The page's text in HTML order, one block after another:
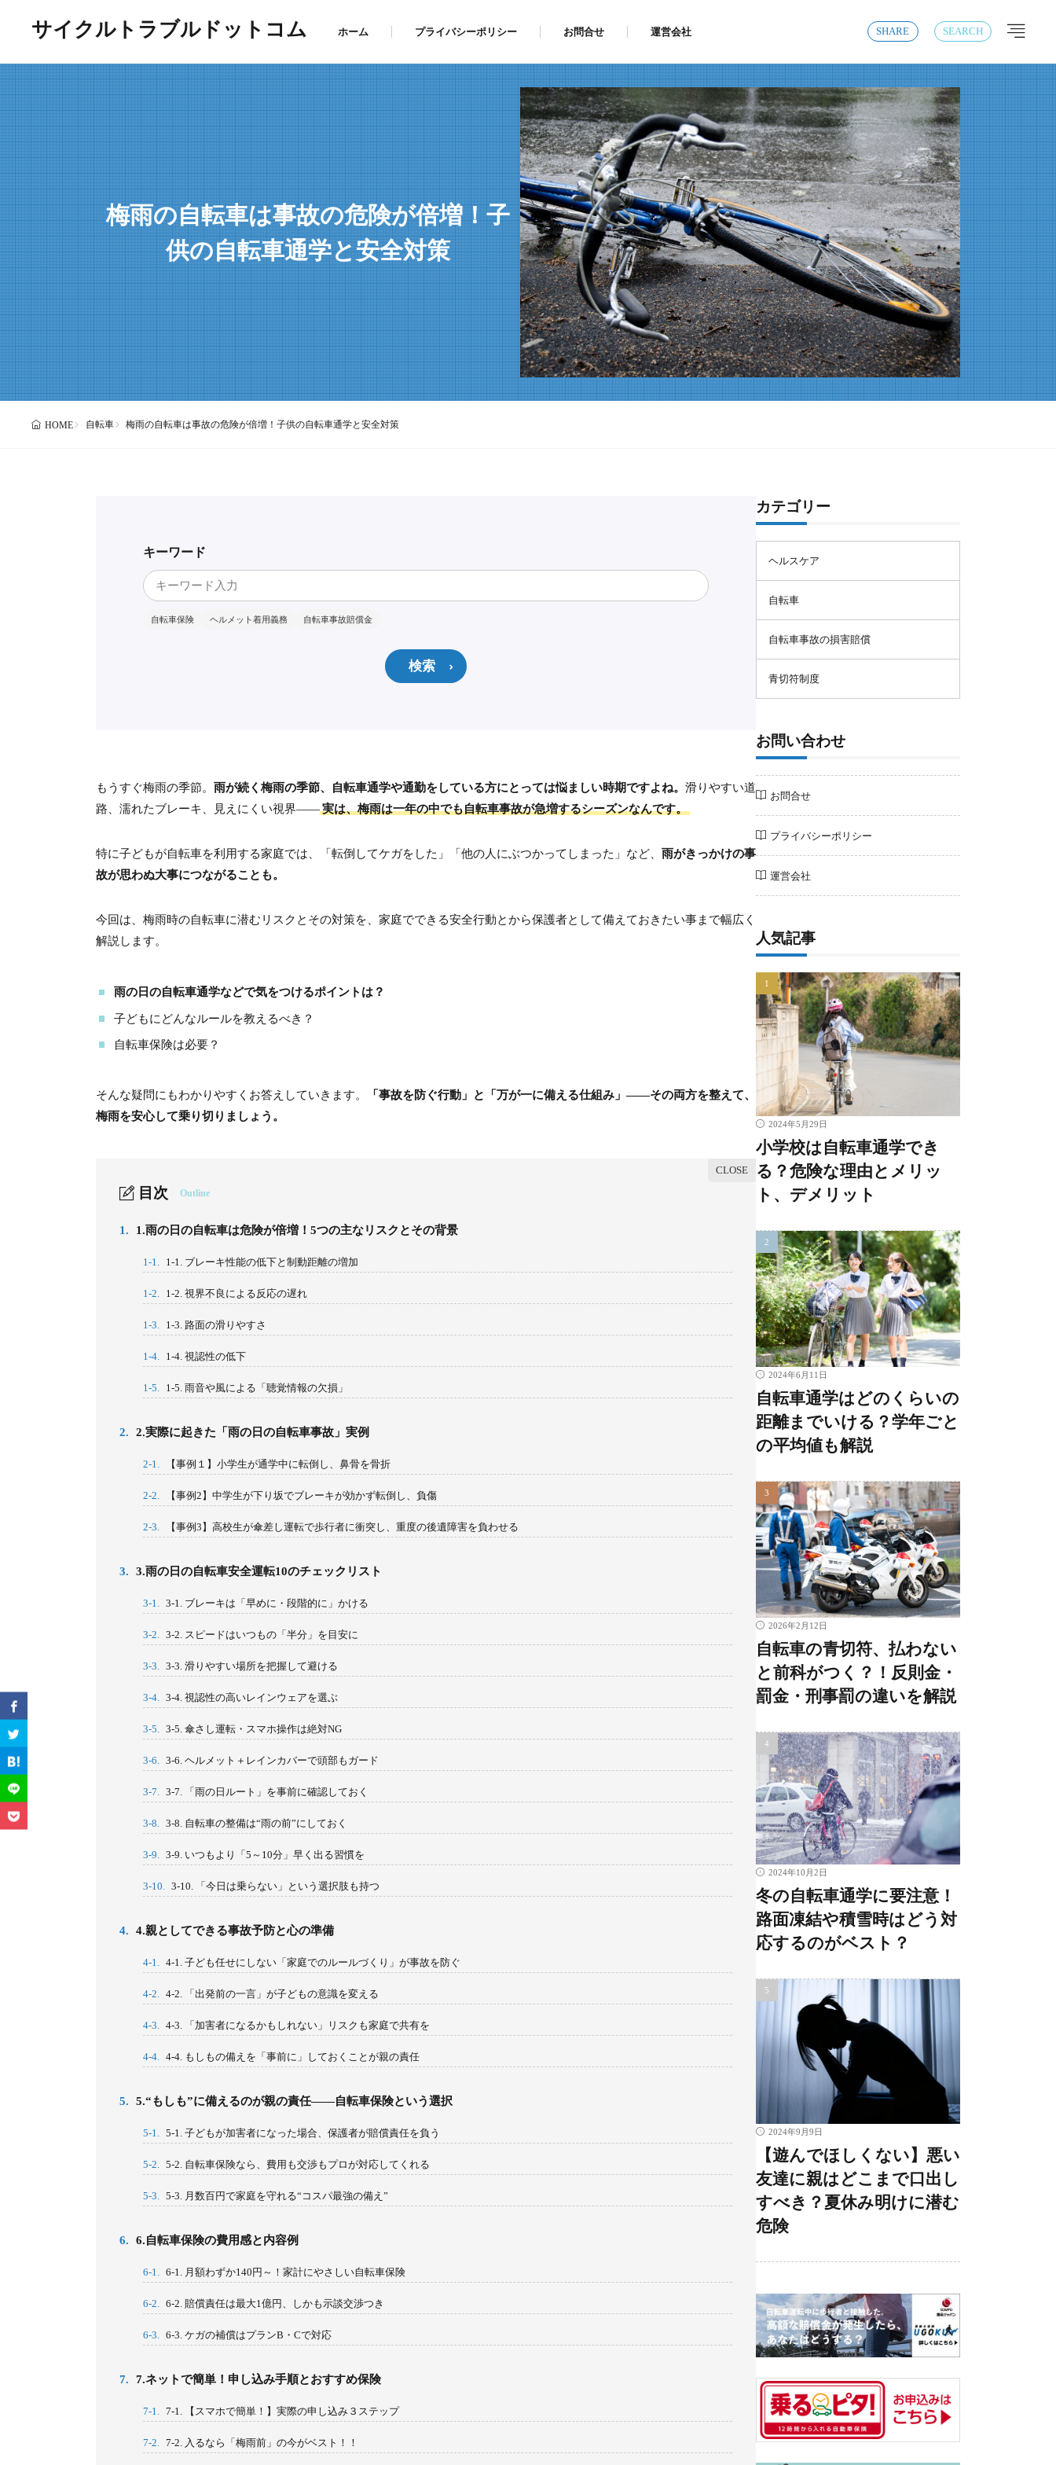
サイクルトラブルドットコム ホーム プライバシーポリシー お問合せ 運営会社 SHARE SEARCH
梅雨の自転車は事故の危険が倍増！子
供の自転車通学と安全対策
HOME 自転車 梅雨の自転車は事故の危険が倍増！子供の自転車通学と安全対策
キーワード
自転車保険 ヘルメット着用義務 自転車事故賠償金
検索
もうすぐ梅雨の季節。 雨が続く梅雨の季節、自転車通学や通勤をしている方にとっては悩ましい時期ですよね。 滑りやすい道
路、濡れたブレーキ、見えにくい視界——実は、梅雨は一年の中でも自転車事故が急増するシーズンなんです。
特に子どもが自転車を利用する家庭では、「転倒してケガをした」「他の人にぶつかってしまった」など、 雨がきっかけの事
故が思わぬ大事につながることも。
今回は、梅雨時の自転車に潜むリスクとその対策を、家庭でできる安全行動とから保護者として備えておきたい事まで幅広く
解説します。
雨の日の自転車通学などで気をつけるポイントは？
子どもにどんなルールを教えるべき？
自転車保険は必要？
そんな疑問にもわかりやすくお答えしていきます。
「事故を防ぐ行動」と「万が一に備える仕組み」——その両方を整えて、
梅雨を安心して乗り切りましょう。
目次 Outline
1. 1.雨の日の自転車は危険が倍増！5つの主なリスクとその背景
1-1. 1-1. ブレーキ性能の低下と制動距離の増加
1-2. 1-2. 視界不良による反応の遅れ
1-3. 1-3. 路面の滑りやすさ
1-4. 1-4. 視認性の低下
1-5. 1-5. 雨音や風による「聴覚情報の欠損」
2. 2.実際に起きた「雨の日の自転車事故」実例
2-1. 【事例１】小学生が通学中に転倒し、鼻骨を骨折
2-2. 【事例2】中学生が下り坂でブレーキが効かず転倒し、負傷
2-3. 【事例3】高校生が傘差し運転で歩行者に衝突し、重度の後遺障害を負わせる
3. 3.雨の日の自転車安全運転10のチェックリスト
3-1. 3-1. ブレーキは「早めに・段階的に」かける
3-2. 3-2. スピードはいつもの「半分」を目安に
3-3. 3-3. 滑りやすい場所を把握して避ける
3-4. 3-4. 視認性の高いレインウェアを選ぶ
3-5. 3-5. 傘さし運転・スマホ操作は絶対NG
3-6. 3-6. ヘルメット＋レインカバーで頭部もガード
3-7. 3-7. 「雨の日ルート」を事前に確認しておく
3-8. 3-8. 自転車の整備は“雨の前”にしておく
3-9. 3-9. いつもより「5～10分」早く出る習慣を
3-10. 3-10. 「今日は乗らない」という選択肢も持つ
4. 4.親としてできる事故予防と心の準備
4-1. 4-1. 子ども任せにしない「家庭でのルールづくり」が事故を防ぐ
4-2. 4-2. 「出発前の一言」が子どもの意識を変える
4-3. 4-3. 「加害者になるかもしれない」リスクも家庭で共有を
4-4. 4-4. もしもの備えを「事前に」しておくことが親の責任
5. 5.“もしも”に備えるのが親の責任——自転車保険という選択
5-1. 5-1. 子どもが加害者になった場合、保護者が賠償責任を負う
5-2. 5-2. 自転車保険なら、費用も交渉もプロが対応してくれる
5-3. 5-3. 月数百円で家庭を守れる“コスパ最強の備え”
6. 6.自転車保険の費用感と内容例
6-1. 6-1. 月額わずか140円～！家計にやさしい自転車保険
6-2. 6-2. 賠償責任は最大1億円、しかも示談交渉つき
6-3. 6-3. ケガの補償はプランB・Cで対応
7. 7.ネットで簡単！申し込み手順とおすすめ保険
7-1. 7-1. 【スマホで簡単！】実際の申し込み３ステップ
7-2. 7-2. 入るなら「梅雨前」の今がベスト！！
カテゴリー
ヘルスケア
自転車
自転車事故の損害賠償
青切符制度
お問い合わせ
お問合せ
プライバシーポリシー
運営会社
人気記事
2024年5月29日
小学校は自転車通学でき
る？危険な理由とメリッ
ト、デメリット
2024年6月11日
自転車通学はどのくらいの
距離までいける？学年ごと
の平均値も解説
2026年2月12日
自転車の青切符、払わない
と前科がつく？！反則金・
罰金・刑事罰の違いを解説
2024年10月2日
冬の自転車通学に要注意！
路面凍結や積雪時はどう対
応するのがベスト？
2024年9月9日
【遊んでほしくない】悪い
友達に親はどこまで口出し
すべき？夏休み明けに潜む
危険